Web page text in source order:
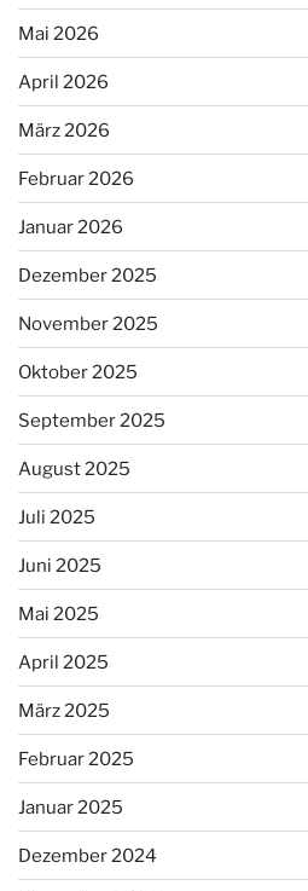
Mai 2026
April 2026
März 2026
Februar 2026
Januar 2026
Dezember 2025
November 2025
Oktober 2025
September 2025
August 2025
Juli 2025
Juni 2025
Mai 2025
April 2025
März 2025
Februar 2025
Januar 2025
Dezember 2024